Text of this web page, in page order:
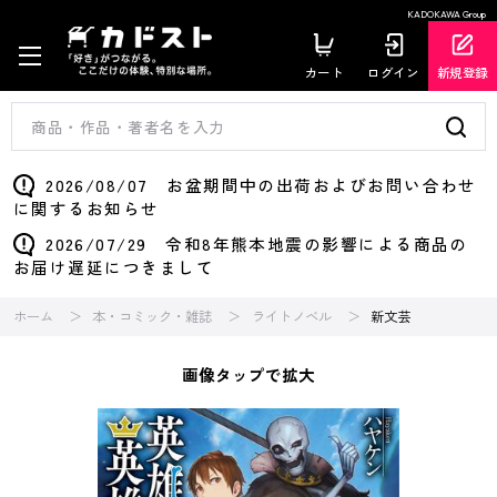
KADOKAWA Group
カート ログイン 新規登録
2026/08/07 お盆期間中の出荷およびお問い合わせ
に関するお知らせ
2026/07/29 令和8年熊本地震の影響による商品の
お届け遅延につきまして
ホーム 本・コミック・雑誌 ライトノベル 新文芸
画像タップで拡大